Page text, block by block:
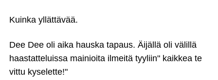
Kuinka yllättävää.
Dee Dee oli aika hauska tapaus. Äijällä oli välillä
haastatteluissa mainioita ilmeitä tyyliin" kaikkea te
vittu kyselette!"